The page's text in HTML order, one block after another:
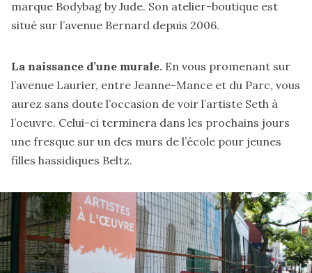
marque Bodybag by Jude. Son atelier-boutique est
situé sur l’avenue Bernard depuis 2006.
La naissance d’une murale. En vous promenant sur
l’avenue Laurier, entre Jeanne-Mance et du Parc, vous
aurez sans doute l’occasion de voir l’artiste Seth à
l’oeuvre. Celui-ci terminera dans les prochains jours
une fresque sur un des murs de l’école pour jeunes
filles hassidiques Beltz.